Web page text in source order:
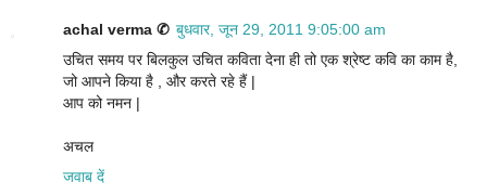
achal verma ✆ बुधवार, जून 29, 2011 9:05:00 am
उचित समय पर बिलकुल उचित कविता देना ही तो एक श्रेष्ट कवि का काम है,
जो आपने किया है , और करते रहे हैं |
आप को नमन |
अचल
जवाब दें